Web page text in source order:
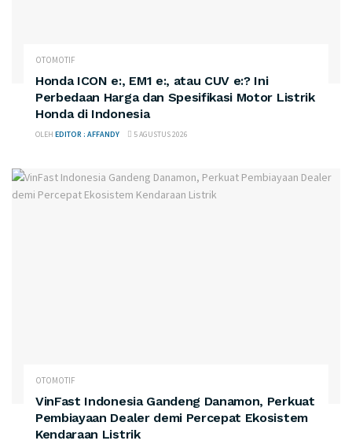
OTOMOTIF
Honda ICON e:, EM1 e:, atau CUV e:? Ini
Perbedaan Harga dan Spesifikasi Motor Listrik
Honda di Indonesia
OLEH EDITOR : AFFANDY 5 AGUSTUS 2026
OTOMOTIF
VinFast Indonesia Gandeng Danamon, Perkuat
Pembiayaan Dealer demi Percepat Ekosistem
Kendaraan Listrik